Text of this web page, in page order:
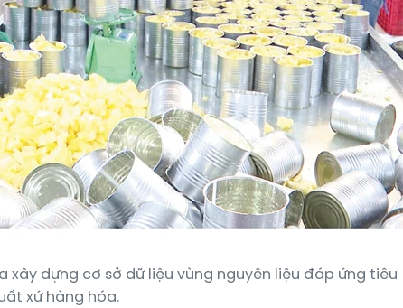
xây dựng cơ sở dữ liệu vùng nguyên liệu đáp ứng tiêu
xứ hàng hóa.